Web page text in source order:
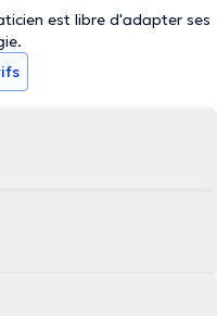
est libre d'adapter ses